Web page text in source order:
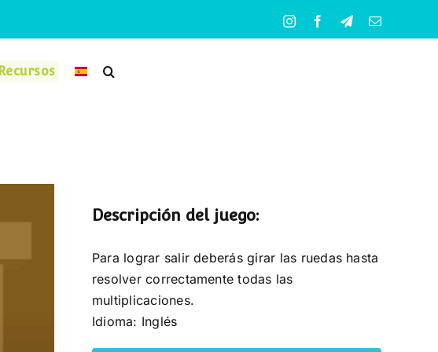
InstagramFacebookTelegramCorreo
Recursos
Descripción del juego:
Para lograr salir deberás girar las ruedas hasta
resolver correctamente todas las
multiplicaciones.
Idioma: Inglés